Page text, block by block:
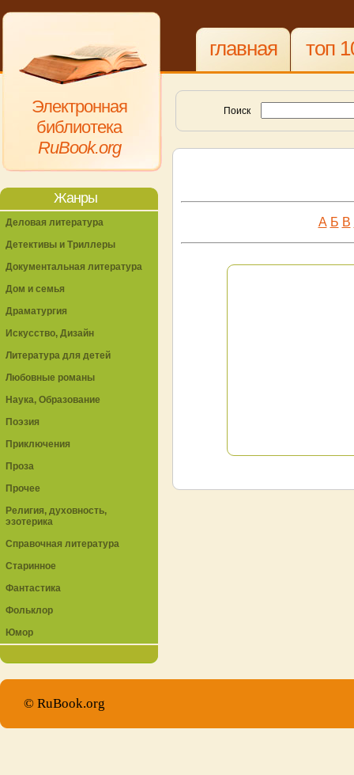
Электронная
библиотека
RuBook.org
главная топ
Поиск
А Б В
Жанры
Деловая литература
Детективы и Триллеры
Документальная литература
Дом и семья
Драматургия
Искусство, Дизайн
Литература для детей
Любовные романы
Наука, Образование
Поэзия
Приключения
Проза
Прочее
Религия, духовность,
эзотерика
Справочная литература
Старинное
Фантастика
Фольклор
Юмор
© RuBook.org